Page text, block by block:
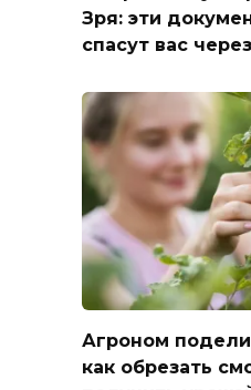
Зря: эти
спасут вас
Агроном
как обрезать